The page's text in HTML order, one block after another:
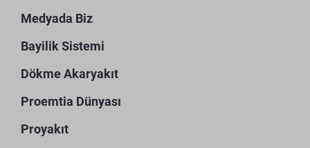
Medyada Biz
Bayilik Sistemi
Dökme Akaryakıt
Proemtia Dünyası
Proyakıt